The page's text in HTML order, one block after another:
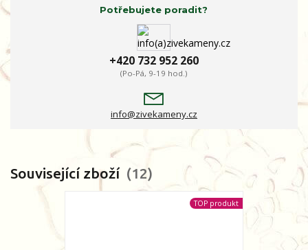
Potřebujete poradit?
+420 732 952 260
(Po-Pá, 9-19 hod.)
info@zivekameny.cz
Související zboží 12
TOP produkt